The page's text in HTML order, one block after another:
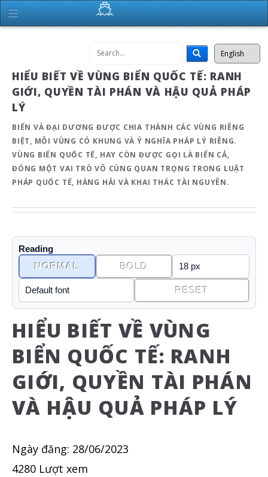
HIỂU BIẾT VỀ VÙNG BIỂN QUỐC TẾ: RANH
GIỚI, QUYỀN TÀI PHÁN VÀ HẬU QUẢ PHÁP
LÝ
BIỂN VÀ ĐẠI DƯƠNG ĐƯỢC CHIA THÀNH CÁC VÙNG RIÊNG
BIỆT, MỖI VÙNG CÓ KHUNG VÀ Ý NGHĨA PHÁP LÝ RIÊNG.
VÙNG BIỂN QUỐC TẾ, HAY CÒN ĐƯỢC GỌI LÀ BIỂN CẢ,
ĐÓNG MỘT VAI TRÒ VÔ CÙNG QUAN TRỌNG TRONG LUẬT
PHÁP QUỐC TẾ, HÀNG HẢI VÀ KHAI THÁC TÀI NGUYÊN.
Reading
NORMAL
BOLD
RESET
HIỂU BIẾT VỀ VÙNG
BIỂN QUỐC TẾ: RANH
GIỚI, QUYỀN TÀI PHÁN
VÀ HẬU QUẢ PHÁP LÝ
Ngày đăng: 28/06/2023
4280 Lượt xem